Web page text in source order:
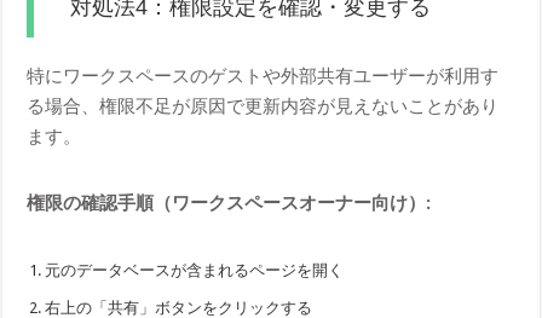
対処法4：権限設定を確認・変更する
特にワークスペースのゲストや外部共有ユーザーが利用す
る場合、権限不足が原因で更新内容が見えないことがあり
ます。
権限の確認手順（ワークスペースオーナー向け）:
元のデータベースが含まれるページを開く
右上の「共有」ボタンをクリックする